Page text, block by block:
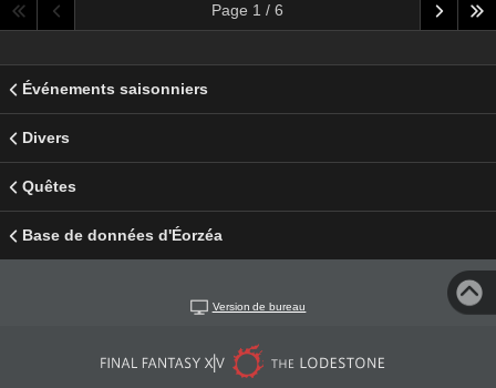
Page 1 / 6
Événements saisonniers
Divers
Quêtes
Base de données d'Éorzéa
Version de bureau